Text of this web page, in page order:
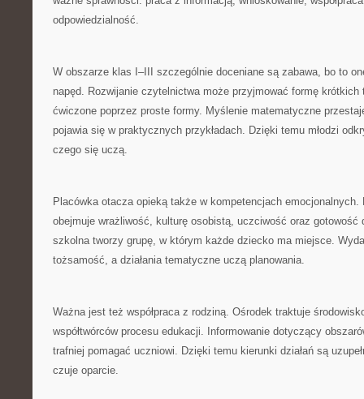
odpowiedzialność.
W obszarze klas I–III szczególnie doceniane są zabawa, bo to
napęd. Rozwijanie czytelnictwa może przyjmować formę
ćwiczone poprzez proste formy. Myślenie matematyczne
pojawia się w praktycznych przykładach. Dzięki temu młodzi
czego się uczą.
Placówka otacza opieką także w kompetencjach emocjonalnych.
obejmuje wrażliwość, kulturę osobistą, uczciwość oraz gotowość
szkolna tworzy grupę, w którym każde dziecko ma miejsce.
tożsamość, a działania tematyczne uczą planowania.
Ważna jest też współpraca z rodziną. Ośrodek traktuje
współtwórców procesu edukacji. Informowanie dotyczący
trafniej pomagać uczniowi. Dzięki temu kierunki działań są
czuje oparcie.